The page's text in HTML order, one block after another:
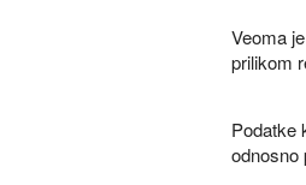
Veoma
prilikom
Podatke
odnosno